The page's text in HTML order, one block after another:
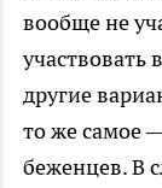
вообще не
участвовать
другие
то же самое
беженцев. В